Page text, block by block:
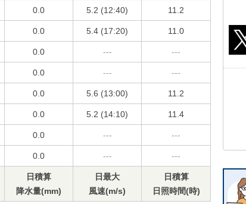
0.0 5.2 (12:40) 11.2
0.0 5.4 (17:20) 11.0
0.0 --- ---
0.0 --- ---
0.0 5.6 (13:00) 11.2
0.0 5.2 (14:10) 11.4
0.0 --- ---
0.0 --- ---
日積算
降水量(mm)
日最大
風速(m/s)
日積算
日照時間(時)